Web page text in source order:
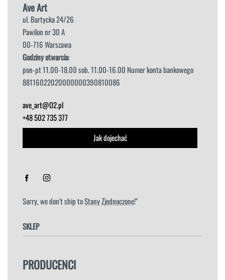
Ave Art
ul. Bartycka 24/26
Pawilon nr 30 A
00-716 Warszawa
Godziny otwarcia:
pon-pt 11.00-18.00 sob. 11.00-16.00 Numer konta bankowego
88116022020000000390810086
ave_art@O2.pl
+48 502 735 377
Jak dojechać
Sorry, we don't ship toStany Zjednoczone!"
SKLEP
HOKERY
PRODUCENCI